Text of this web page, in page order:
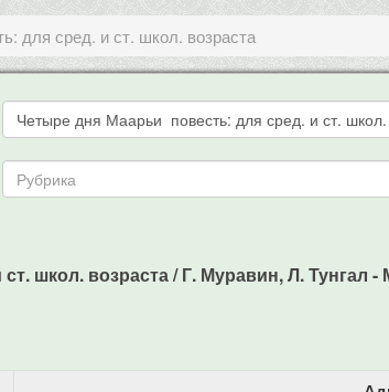
для сред. и ст. школ. возраста
школ. возраста / Г. Муравин, Л. Тунгал -